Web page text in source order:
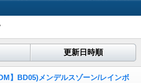
更新日時順
DM】BD05)メンデルスゾーン/レインボ